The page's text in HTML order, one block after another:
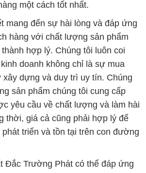
doanh không chỉ là sự mua
dựng và duy trì uy tín. Chúng
sản phẩm chúng tôi cung cấp
yêu cầu về chất lượng và làm hài
thời, giá cả cũng phải hợp lý để
triển và tồn tại trên con đường
Đắc Trường Phát có thể đáp ứng
về hóa chất và phục vụ cho tất
lĩnh vực sản xuất khác nhau tại
tôi cam kết cung cấp và
phẩm hóa chất đảm bảo chất